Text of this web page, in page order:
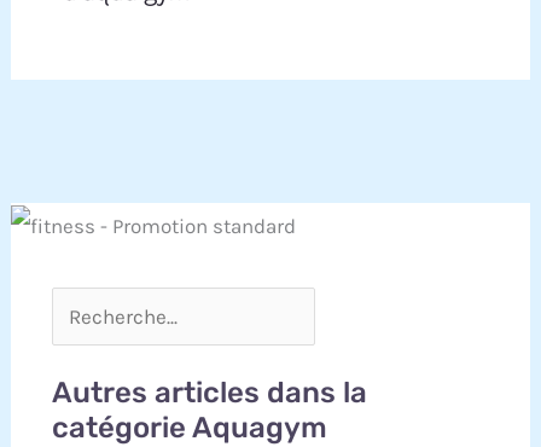
Autres articles dans la
catégorie Aquagym